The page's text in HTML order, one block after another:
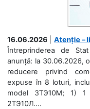
16.06.2026
Atenție –
Întreprinderea de
anunță: la 30.06.2026,
reducere privind
expuse în 8 loturi,
model 3ТЭ10М; 1)
2ТЭ10Л....